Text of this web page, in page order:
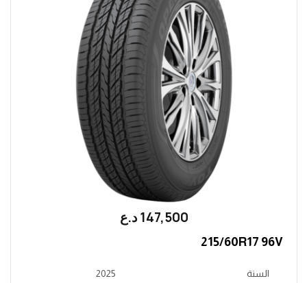
147,500 ؜د.؜ع
215/60R17 96V
السنة 2025